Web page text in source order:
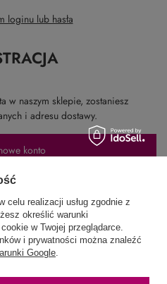
loginu lub hasła
w naszym sklepie, zostaniesz
i adresu dostawy.
konto
/ 8:00 - 15:30
50,80-299Gdańsk
celu realizacji usług zgodnie z
określić warunki
w Twojej przeglądarce.
i prywatności można znaleźć
Google.